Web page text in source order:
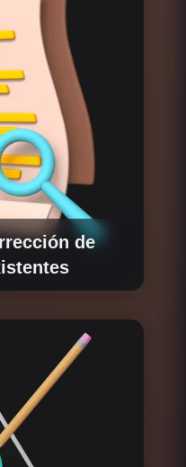
de
de tokenomics,
problemas y
incluye pruebas
el modelo sea
jurisdicciones
operará